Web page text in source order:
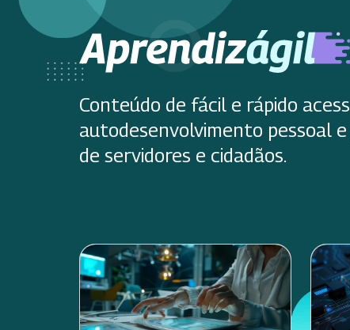
Conteúdo de fácil e rápido
autodesenvolvimento pessoal
de servidores e cidadãos.